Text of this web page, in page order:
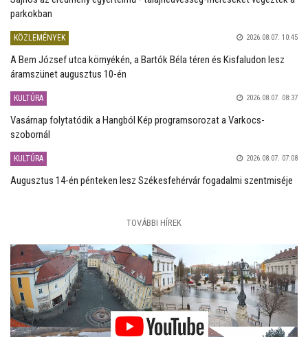
parkokban
KÖZLEMÉNYEK 2026.08.07. 10:45
A Bem József utca környékén, a Bartók Béla téren és Kisfaludon lesz
áramszünet augusztus 10-én
KULTÚRA 2026.08.07. 08:37
Vasárnap folytatódik a Hangból Kép programsorozat a Varkocs-
szobornál
KULTÚRA 2026.08.07. 07:08
Augusztus 14-én pénteken lesz Székesfehérvár fogadalmi szentmiséje
TOVÁBBI HÍREK